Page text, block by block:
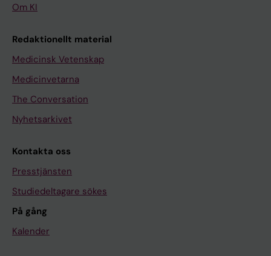
Om KI
Redaktionellt material
Medicinsk Vetenskap
Medicinvetarna
The Conversation
Nyhetsarkivet
Kontakta oss
Presstjänsten
Studiedeltagare sökes
På gång
Kalender